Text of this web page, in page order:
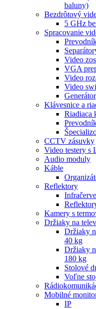
baluny)
Bezdrôtový
5 GHz
Spracovanie
Video
VGA
Video
Video
Klávesnice a
Riadiaca
CCTV zásuvky
Video testery s
Audio moduly
Káble
Reflektory
Kamery s
Držiaky na
Držiaky
40 kg
Držiaky
180 kg
Stolové
Voľne
Mobilné
IP